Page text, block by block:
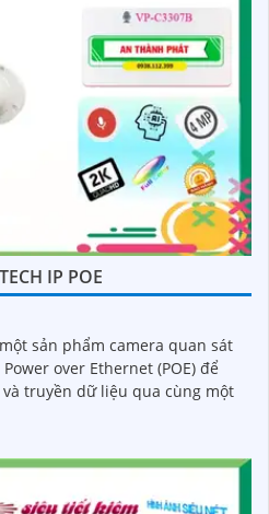
IP POE
một sản phẩm camera quan sát
over Ethernet (POE) để
truyền dữ liệu qua cùng một